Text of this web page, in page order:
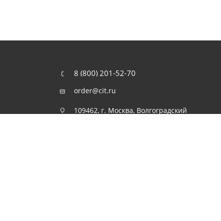
8 (800) 201-52-70
order@cit.ru
109462, г. Москва, Волгоградский